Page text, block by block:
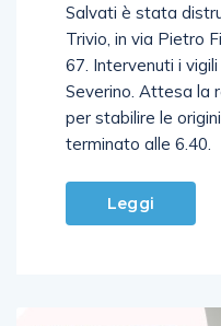
Salvati è stata
Trivio, in via Pietro
67. Intervenuti i
Severino. Attesa la
per stabilire le origini
terminato alle 6.40.
Leggi